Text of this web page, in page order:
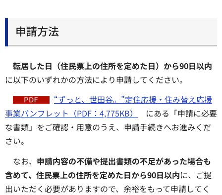
申請方法
転居した日（住民票上の住所を定めた日）から90日以内
に以下のいずれかの方法により申請してください。
“ずっと、世田谷。”定住応援・住み替え応援
事業パンフレット（PDF：4,775KB）
にある「申請に必要
な書類」をご確認・用意のうえ、申請手続きへお進みくだ
さい。
なお、 申請内容の不備や提出書類の不足があった場合も
含めて、住民票上の住所を定めた日から90日以内に、ご提
出いただく必要がありますので、余裕をもって申請してく